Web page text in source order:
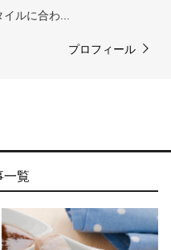
ルに合わ...
プロフィール
一覧